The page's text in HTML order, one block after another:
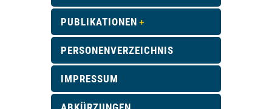
PUBLIKATIONEN
PERSONENVERZEICHNIS
IMPRESSUM